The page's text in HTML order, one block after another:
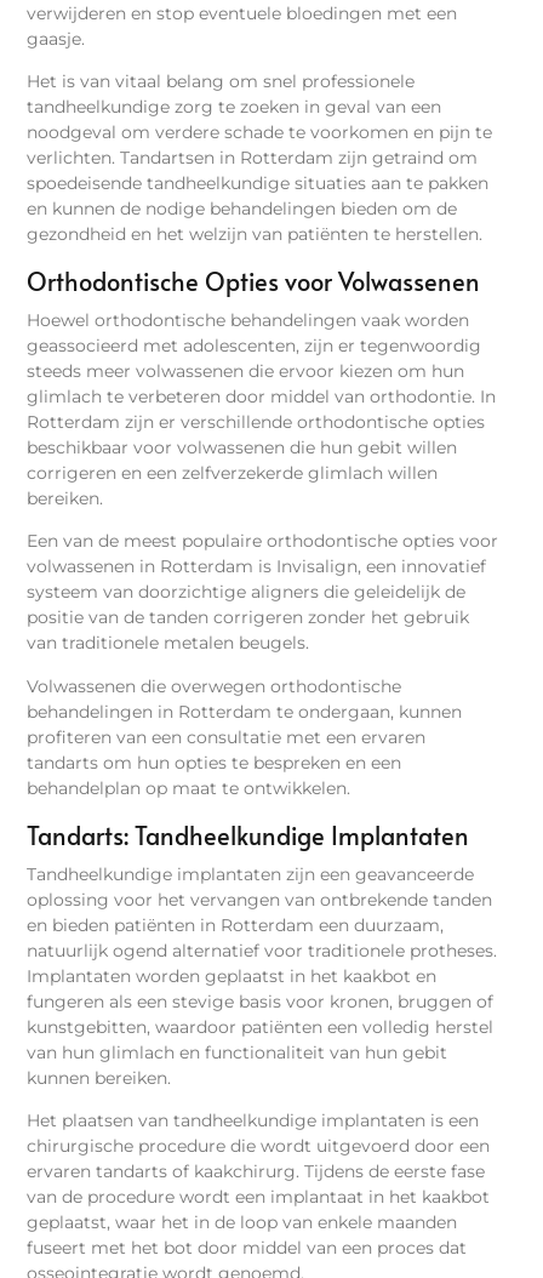
verwijderen en stop eventuele bloedingen met een
gaasje.
Het is van vitaal belang om snel professionele
tandheelkundige zorg te zoeken in geval van een
noodgeval om verdere schade te voorkomen en pijn te
verlichten. Tandartsen in Rotterdam zijn getraind om
spoedeisende tandheelkundige situaties aan te pakken
en kunnen de nodige behandelingen bieden om de
gezondheid en het welzijn van patiënten te herstellen.
Orthodontische Opties voor Volwassenen
Hoewel orthodontische behandelingen vaak worden
geassocieerd met adolescenten, zijn er tegenwoordig
steeds meer volwassenen die ervoor kiezen om hun
glimlach te verbeteren door middel van orthodontie. In
Rotterdam zijn er verschillende orthodontische opties
beschikbaar voor volwassenen die hun gebit willen
corrigeren en een zelfverzekerde glimlach willen
bereiken.
Een van de meest populaire orthodontische opties voor
volwassenen in Rotterdam is Invisalign, een innovatief
systeem van doorzichtige aligners die geleidelijk de
positie van de tanden corrigeren zonder het gebruik
van traditionele metalen beugels.
Volwassenen die overwegen orthodontische
behandelingen in Rotterdam te ondergaan, kunnen
profiteren van een consultatie met een ervaren
tandarts om hun opties te bespreken en een
behandelplan op maat te ontwikkelen.
Tandarts: Tandheelkundige Implantaten
Tandheelkundige implantaten zijn een geavanceerde
oplossing voor het vervangen van ontbrekende tanden
en bieden patiënten in Rotterdam een duurzaam,
natuurlijk ogend alternatief voor traditionele protheses.
Implantaten worden geplaatst in het kaakbot en
fungeren als een stevige basis voor kronen, bruggen of
kunstgebitten, waardoor patiënten een volledig herstel
van hun glimlach en functionaliteit van hun gebit
kunnen bereiken.
Het plaatsen van tandheelkundige implantaten is een
chirurgische procedure die wordt uitgevoerd door een
ervaren tandarts of kaakchirurg. Tijdens de eerste fase
van de procedure wordt een implantaat in het kaakbot
geplaatst, waar het in de loop van enkele maanden
fuseert met het bot door middel van een proces dat
osseointegratie wordt genoemd.